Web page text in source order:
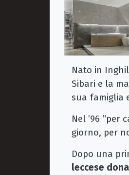
Nato in
Sibari e la
sua famiglia
Nel ’96 “per
giorno, per
Dopo una
leccese